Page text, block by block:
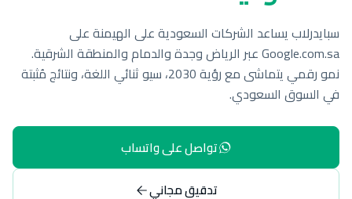
سبايدرلاب يساعد الشركات السعودية على الهيمنة على
Google.com.sa عبر الرياض وجدة والدمام والمنطقة الشرقية.
نمو رقمي يتماشى مع رؤية 2030، سيو ثنائي اللغة، ونتائج مُثبتة
في السوق السعودي.
تواصل على واتساب
تدقيق مجاني